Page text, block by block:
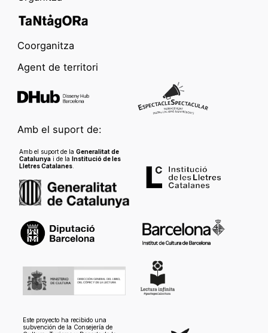
Coorganitza
Agent de territori
Amb el suport de:
Amb el suport de la Generalitat de
Catalunyai de la Institució de les
Lletres Catalanes.
Este proyecto ha recibido una
subvención de la Consejería de